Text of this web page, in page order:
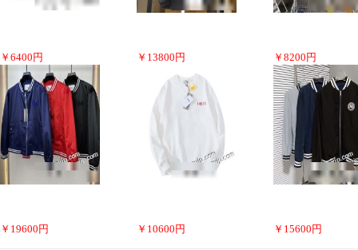
￥ 6400 円 ￥ 13800 円 ￥ 8200 円
￥ 19600 円 ￥ 10600 円 ￥ 15600 円